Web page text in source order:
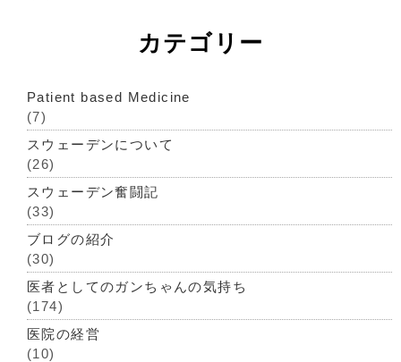
カテゴリー
Patient based Medicine
(7)
スウェーデンについて
(26)
スウェーデン奮闘記
(33)
ブログの紹介
(30)
医者としてのガンちゃんの気持ち
(174)
医院の経営
(10)